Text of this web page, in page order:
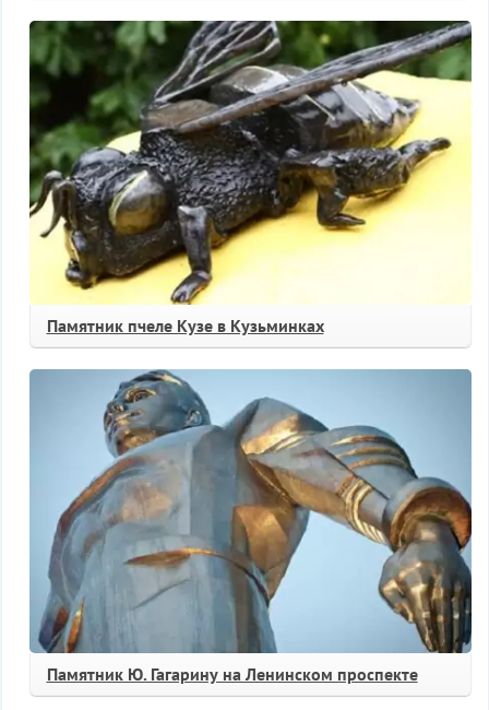
Памятник пчеле Кузе в Кузьминках
Памятник Ю. Гагарину на Ленинском проспекте